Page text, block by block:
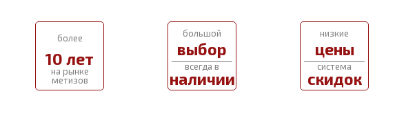
более
10 лет
на рынке
метизов
большой
выбор
всегда в
наличии
низкие
цены
система
скидок